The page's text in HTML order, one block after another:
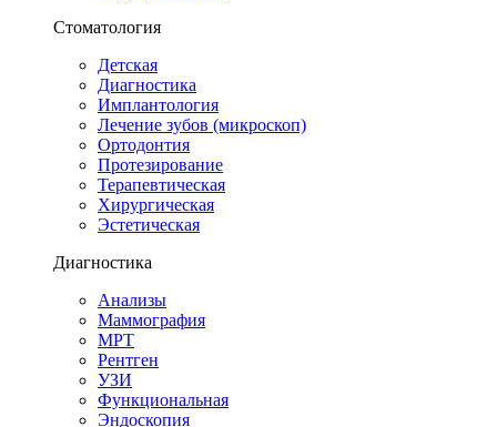
Стоматология
Детская
Диагностика
Имплантология
Лечение зубов (микроскоп)
Ортодонтия
Протезирование
Терапевтическая
Хирургическая
Эстетическая
Диагностика
Анализы
Маммография
МРТ
Рентген
УЗИ
Функциональная
Эндоскопия